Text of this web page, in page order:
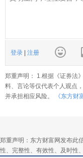
登录 注册
郑重声明： 1.根据《证券法
料、言论等仅代表个人观点
并承担相应风险。
《东方财
郑重声明：东方财富网发布此
性、完整性、有效性、及时性